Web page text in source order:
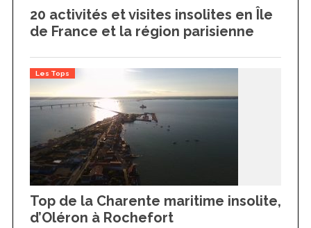
20 activités et visites insolites en Île
de France et la région parisienne
Les Tops
Top de la Charente maritime insolite,
d’Oléron à Rochefort
S